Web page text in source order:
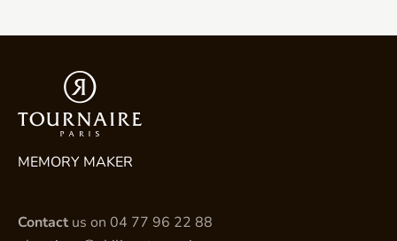
MEMORY MAKER
Contact us on 04 77 96 22 88